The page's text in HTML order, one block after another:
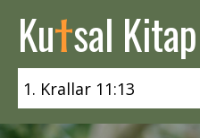
Kutsal Kitap